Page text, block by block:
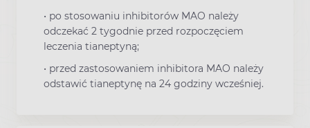
• po stosowaniu inhibitorów MAO należy
odczekać 2 tygodnie przed rozpoczęciem
leczenia tianeptyną;
• przed zastosowaniem inhibitora MAO należy
odstawić tianeptynę na 24 godziny wcześniej.